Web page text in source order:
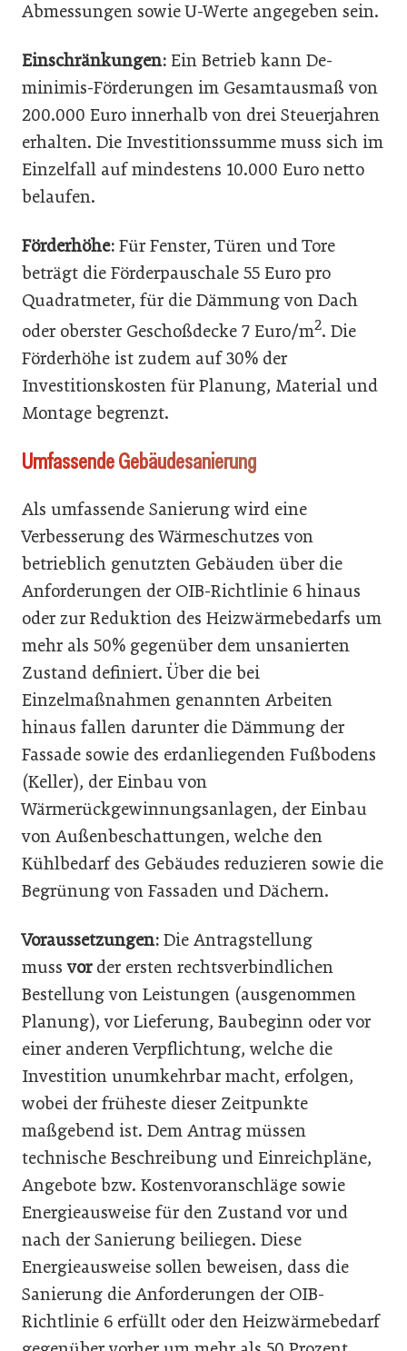
Abmessungen sowie U-Werte angegeben sein.
Einschränkungen: Ein Betrieb kann De-
minimis-Förderungen im Gesamtausmaß von
200.000 Euro innerhalb von drei Steuerjahren
erhalten. Die Investitionssumme muss sich im
Einzelfall auf mindestens 10.000 Euro netto
belaufen.
Förderhöhe: Für Fenster, Türen und Tore
beträgt die Förderpauschale 55 Euro pro
Quadratmeter, für die Dämmung von Dach
oder oberster Geschoßdecke 7 Euro/m2. Die
Förderhöhe ist zudem auf 30% der
Investitionskosten für Planung, Material und
Montage begrenzt.
Umfassende Gebäudesanierung
Als umfassende Sanierung wird eine
Verbesserung des Wärmeschutzes von
betrieblich genutzten Gebäuden über die
Anforderungen der OIB-Richtlinie 6 hinaus
oder zur Reduktion des Heizwärmebedarfs um
mehr als 50% gegenüber dem unsanierten
Zustand definiert. Über die bei
Einzelmaßnahmen genannten Arbeiten
hinaus fallen darunter die Dämmung der
Fassade sowie des erdanliegenden Fußbodens
(Keller), der Einbau von
Wärmerückgewinnungsanlagen, der Einbau
von Außenbeschattungen, welche den
Kühlbedarf des Gebäudes reduzieren sowie die
Begrünung von Fassaden und Dächern.
Voraussetzungen: Die Antragstellung
mussvorder ersten rechtsverbindlichen
Bestellung von Leistungen (ausgenommen
Planung), vor Lieferung, Baubeginn oder vor
einer anderen Verpflichtung, welche die
Investition unumkehrbar macht, erfolgen,
wobei der früheste dieser Zeitpunkte
maßgebend ist. Dem Antrag müssen
technische Beschreibung und Einreichpläne,
Angebote bzw. Kostenvoranschläge sowie
Energieausweise für den Zustand vor und
nach der Sanierung beiliegen. Diese
Energieausweise sollen beweisen, dass die
Sanierung die Anforderungen der OIB-
Richtlinie 6 erfüllt oder den Heizwärmebedarf